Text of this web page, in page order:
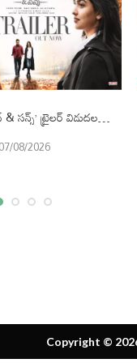
& సన్స్’ ట్రైలర్ విడుదల…
07/08/2026
Copyright ©